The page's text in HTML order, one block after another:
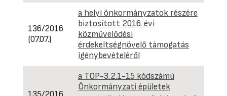
136/2016
(07.07.)
a helyi önkormányzatok részére
biztosított 2016. évi
közművelődési
érdekeltségnövelő támogatás
igénybevételéről
a TOP-3.2.1-15 kódszámú
Önkormányzati épületek